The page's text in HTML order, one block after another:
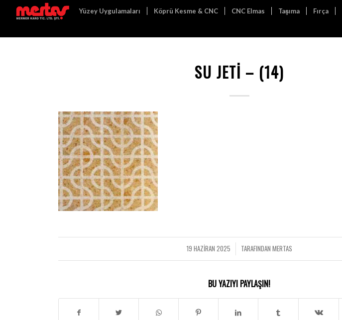
Yüzey Uygulamaları Köprü Kesme & CNC CNC Elmas Taşıma Fırça
SU JETI – (14)
19 HAZIRAN 2025
/ TARAFINDAN MERTAS
BU YAZIYI PAYLAŞIN!